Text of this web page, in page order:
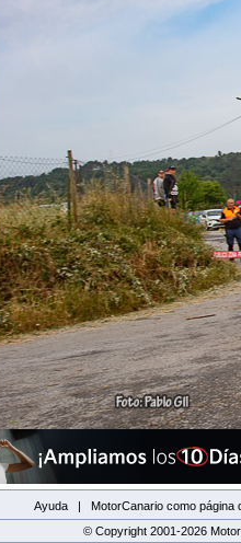
Ayuda | MotorCanario como página
© Copyright 2001-2026